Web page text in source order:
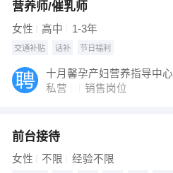
营养师/催乳师
女性 高中 1-3年
交通补贴 话补 节日福利
十月馨孕产妇营养指导中心
私营
销售岗位
前台接待
女性 不限 经验不限